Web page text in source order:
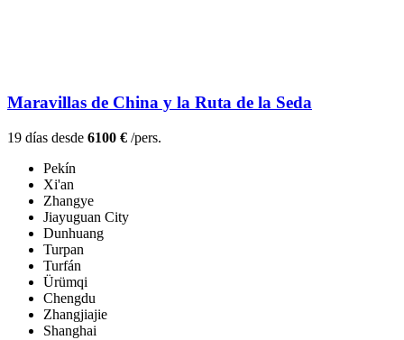
Maravillas de China y la Ruta de la Seda
19 días desde 6100 € /pers.
Pekín
Xi'an
Zhangye
Jiayuguan City
Dunhuang
Turpan
Turfán
Ürümqi
Chengdu
Zhangjiajie
Shanghai